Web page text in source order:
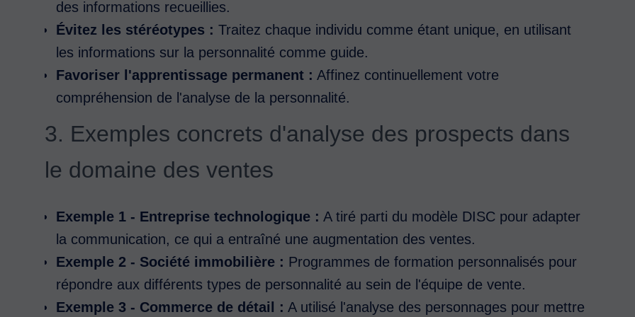
des informations recueillies.
Évitez les stéréotypes : Traitez chaque individu comme étant unique, en utilisant
les informations sur la personnalité comme guide.
Favoriser l'apprentissage permanent : Affinez continuellement votre
compréhension de l'analyse de la personnalité.
3. Exemples concrets d'analyse des prospects dans
le domaine des ventes
Exemple 1 - Entreprise technologique : A tiré parti du modèle DISC pour adapter
la communication, ce qui a entraîné une augmentation des ventes.
Exemple 2 - Société immobilière : Programmes de formation personnalisés pour
répondre aux différents types de personnalité au sein de l'équipe de vente.
Exemple 3 - Commerce de détail : A utilisé l'analyse des personnages pour mettre